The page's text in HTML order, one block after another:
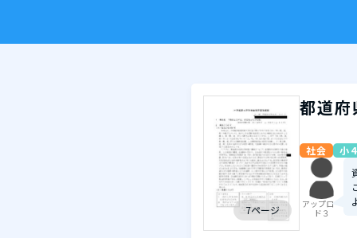
7ページ
都道
社会 小4
アップロー
ド３